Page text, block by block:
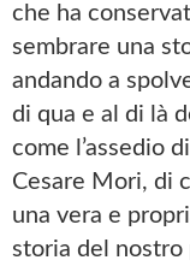
che ha
sembrare una
andando a
di qua e al di là
come l’assedio
Cesare Mori, di
una vera e
storia del nostro